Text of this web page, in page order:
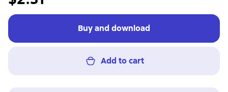
Buy and download
Add to cart